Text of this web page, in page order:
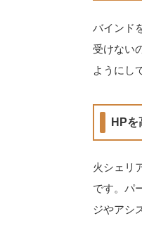
バインド
受けない
ようにし
HPを
火シェリ
です。パ
ジやアシ